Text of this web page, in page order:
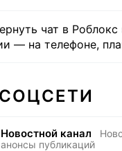
чат в
— на телефоне,
Новостной канал
анонсы публикаций